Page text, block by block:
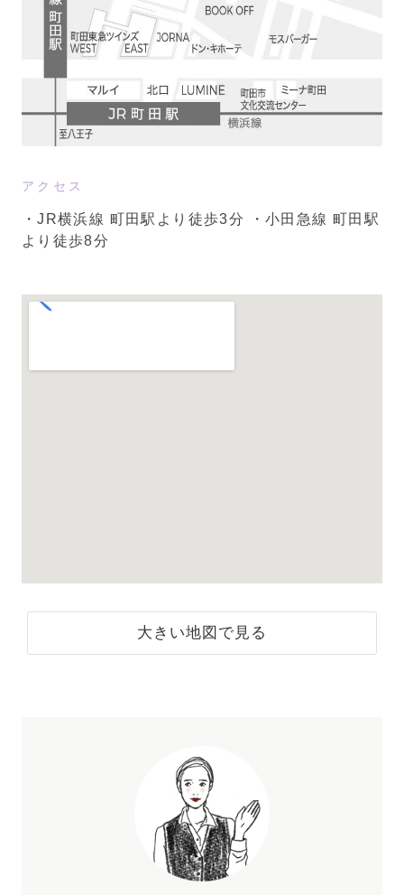
大きい地図で見る
アクセス
・JR横浜線 町田駅より徒歩3分
・小田急線 町田駅
より徒歩8分